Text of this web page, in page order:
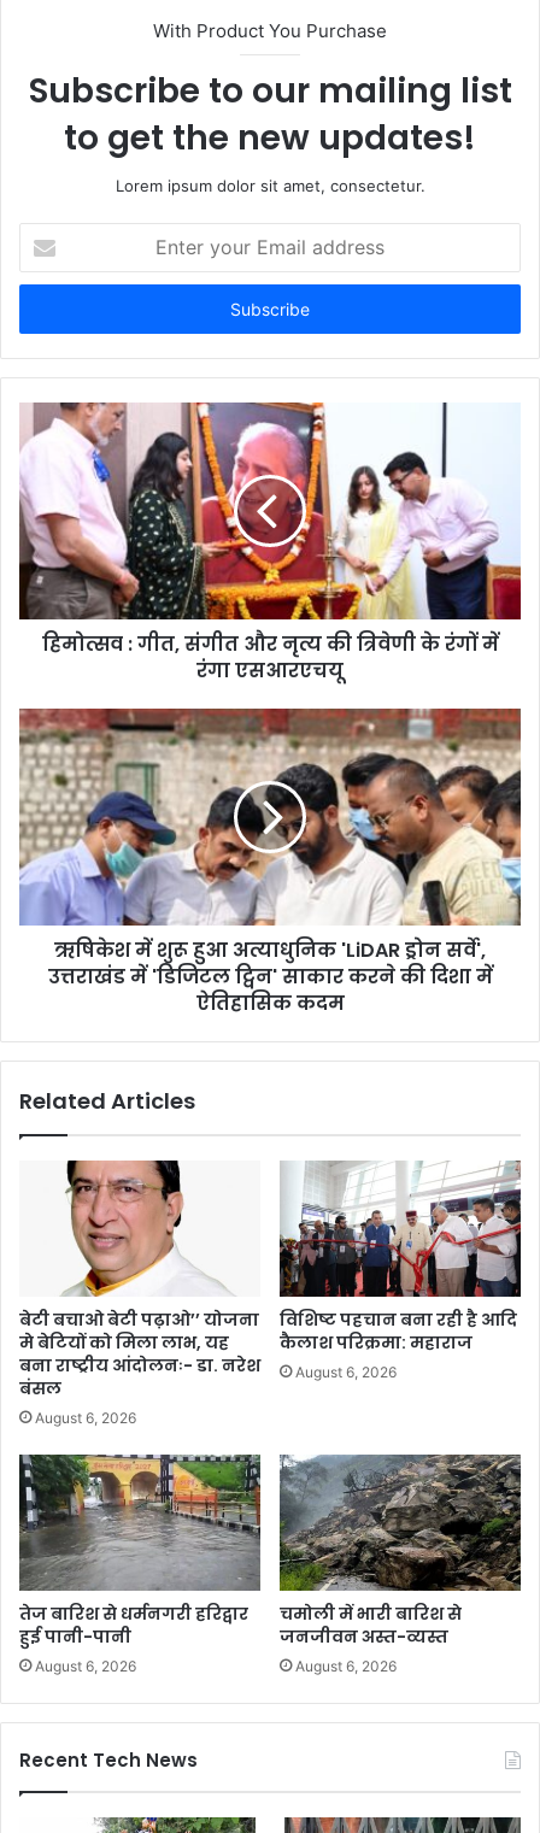
With Product You Purchase
Subscribe to our mailing list
to get the new updates!
Lorem ipsum dolor sit amet, consectetur.
your
Email
हिमोत्सव : गीत, संगीत और नृत्य की त्रिवेणी के रंगों में
रंगा एसआरएचयू
ऋषिकेश में शुरू हुआ अत्याधुनिक 'LiDAR ड्रोन सर्वे',
उत्तराखंड में 'डिजिटल ट्विन' साकार करने की दिशा में
ऐतिहासिक कदम
Related Articles
बेटी बचाओ बेटी पढ़ाओ’’ योजना
मे बेटियों को मिला लाभ, यह
बना राष्ट्रीय आंदोलनः- डा. नरेश
बंसल
August 6, 2026
विशिष्ट पहचान बना रही है आदि
कैलाश परिक्रमा: महाराज
August 6, 2026
तेज बारिश से धर्मनगरी हरिद्वार
हुई पानी-पानी
August 6, 2026
चमोली में भारी बारिश से
जनजीवन अस्त-व्यस्त
August 6, 2026
Recent Tech News